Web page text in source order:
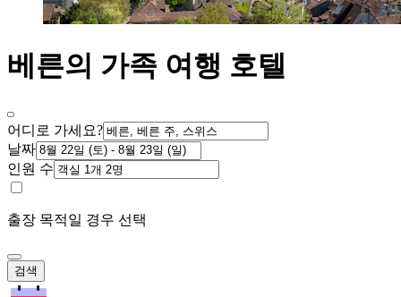
베른의 가족 여행 호텔
어디로 가세요?
날짜
인원 수
출장 목적일 경우 선택
검색